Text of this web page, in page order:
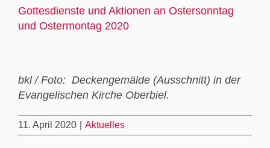
Gottesdienste und Aktionen an Ostersonntag
und Ostermontag 2020
bkl / Foto: Deckengemälde (Ausschnitt) in der
Evangelischen Kirche Oberbiel.
11. April 2020 Aktuelles